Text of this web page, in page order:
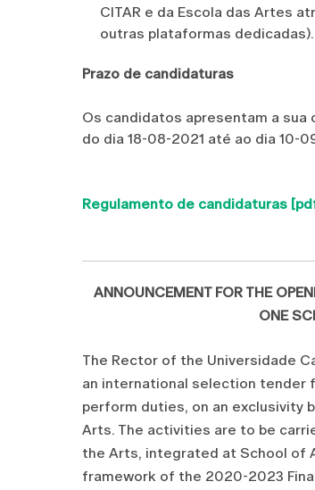
CITAR e da Escola das Artes
outras plataformas dedicadas).
Prazo de candidaturas
Os candidatos apresentam a
do dia 18-08-2021 até ao dia 10-
Regulamento de candidaturas
ANNOUNCEMENT FOR THE
ONE
The Rector of the Universidade
an international selection tender
perform duties, on an exclusivity
Arts. The activities are to be
the Arts, integrated at School of
framework of the 2020-2023